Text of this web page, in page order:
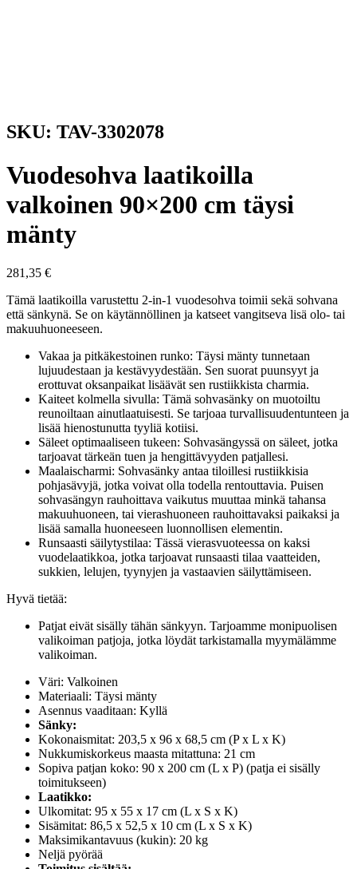
SKU: TAV-3302078
Vuodesohva laatikoilla
valkoinen 90×200 cm täysi
mänty
281,35 €
Tämä laatikoilla varustettu 2-in-1 vuodesohva toimii sekä sohvana
että sänkynä. Se on käytännöllinen ja katseet vangitseva lisä olo- tai
makuuhuoneeseen.
Vakaa ja pitkäkestoinen runko: Täysi mänty tunnetaan
lujuudestaan ja kestävyydestään. Sen suorat puunsyyt ja
erottuvat oksanpaikat lisäävät sen rustiikkista charmia.
Kaiteet kolmella sivulla: Tämä sohvasänky on muotoiltu
reunoiltaan ainutlaatuisesti. Se tarjoaa turvallisuudentunteen ja
lisää hienostunutta tyyliä kotiisi.
Säleet optimaaliseen tukeen: Sohvasängyssä on säleet, jotka
tarjoavat tärkeän tuen ja hengittävyyden patjallesi.
Maalaischarmi: Sohvasänky antaa tiloillesi rustiikkisia
pohjasävyjä, jotka voivat olla todella rentouttavia. Puisen
sohvasängyn rauhoittava vaikutus muuttaa minkä tahansa
makuuhuoneen, tai vierashuoneen rauhoittavaksi paikaksi ja
lisää samalla huoneeseen luonnollisen elementin.
Runsaasti säilytystilaa: Tässä vierasvuoteessa on kaksi
vuodelaatikkoa, jotka tarjoavat runsaasti tilaa vaatteiden,
sukkien, lelujen, tyynyjen ja vastaavien säilyttämiseen.
Hyvä tietää:
Patjat eivät sisälly tähän sänkyyn. Tarjoamme monipuolisen
valikoiman patjoja, jotka löydät tarkistamalla myymälämme
valikoiman.
Väri: Valkoinen
Materiaali: Täysi mänty
Asennus vaaditaan: Kyllä
Sänky:
Kokonaismitat: 203,5 x 96 x 68,5 cm (P x L x K)
Nukkumiskorkeus maasta mitattuna: 21 cm
Sopiva patjan koko: 90 x 200 cm (L x P) (patja ei sisälly
toimitukseen)
Laatikko:
Ulkomitat: 95 x 55 x 17 cm (L x S x K)
Sisämitat: 86,5 x 52,5 x 10 cm (L x S x K)
Maksimikantavuus (kukin): 20 kg
Neljä pyörää